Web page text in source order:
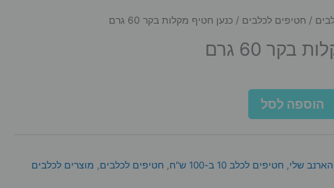
/ חטיפים לכלבים / כנען חטיף מקלות בקר 60 גרם
60 גרם
הוספה לסל
שלי חטיפים לכלב 10 ב-100 ש"ח חטיפים לכלבים
מוצרים לכלבים